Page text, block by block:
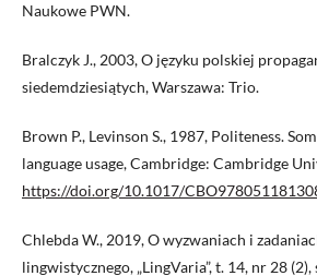
Naukowe PWN.
Bralczyk J., 2003, O języku polskiej
siedemdziesiątych, Warszawa: Trio.
Brown P., Levinson S., 1987, Politeness.
language usage, Cambridge: Cambridge
https://doi.org/10.1017/
Chlebda W., 2019, O wyzwaniach i
lingwistycznego, „Ling­Varia”, t. 14, nr 28